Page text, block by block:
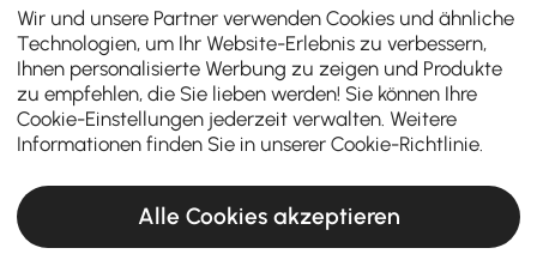
Products in the current category have been updated to show the latest 1 items
Wir und unsere Partner verwenden Cookies und ähnliche
Technologien, um Ihr Website-Erlebnis zu verbessern,
Ihnen personalisierte Werbung zu zeigen und Produkte
zu empfehlen, die Sie lieben werden! Sie können Ihre
Cookie-Einstellungen jederzeit verwalten. Weitere
Informationen finden Sie in unsererCookie-Richtlinie
Alle Cookies akzeptieren